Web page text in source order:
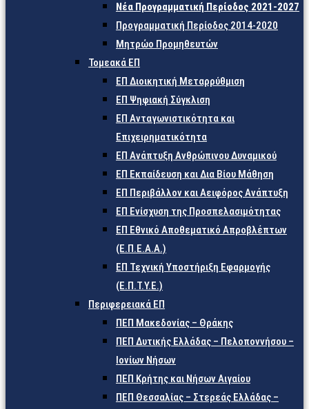
Νέα Προγραμματική Περίοδος 2021-2027
Προγραμματική Περίοδος 2014-2020
Μητρώο Προμηθευτών
Τομεακά ΕΠ
ΕΠ Διοικητική Μεταρρύθμιση
ΕΠ Ψηφιακή Σύγκλιση
ΕΠ Ανταγωνιστικότητα και
Επιχειρηματικότητα
ΕΠ Ανάπτυξη Ανθρώπινου Δυναμικού
ΕΠ Εκπαίδευση και Δια Βίου Μάθηση
ΕΠ Περιβάλλον και Αειφόρος Ανάπτυξη
ΕΠ Ενίσχυση της Προσπελασιμότητας
ΕΠ Εθνικό Αποθεματικό Απροβλέπτων
(Ε.Π.Ε.Α.Α.)
ΕΠ Τεχνική Υποστήριξη Εφαρμογής
(Ε.Π.Τ.Υ.Ε.)
Περιφερειακά ΕΠ
ΠΕΠ Μακεδονίας – Θράκης
ΠΕΠ Δυτικής Ελλάδας – Πελοποννήσου –
Ιονίων Νήσων
ΠΕΠ Κρήτης και Νήσων Αιγαίου
ΠΕΠ Θεσσαλίας – Στερεάς Ελλάδας –